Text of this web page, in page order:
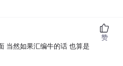
当然如果汇编牛的话 也算是
赞